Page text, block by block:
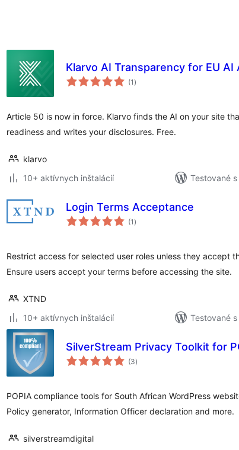
Klarvo AI Transparency for EU AI
(1 celkové
hodnotenie
)
Article 50 is now in force. Klarvo finds the AI on your site
readiness and writes your disclosures. Free.
klarvo
10+ aktívnych inštalácií
Testované s
Login Terms Acceptance
(1 celkové
hodnotenie
)
Restrict access for selected user roles unless they accept
Ensure users accept your terms before accessing the site.
XTND
10+ aktívnych inštalácií
Testované
SilverStream Privacy Toolkit for
(3celkové
hodnotenie
)
POPIA compliance tools for South African WordPress
Policy generator, Information Officer declaration and more.
silverstreamdigital